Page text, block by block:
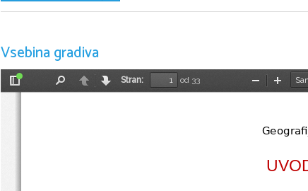
Vsebina gradiva
Preklopi
NazajNaprej
Stran:
od 33
PomanjšajPovečaj